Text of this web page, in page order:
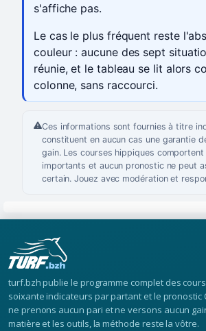
s'affiche pas.
Le cas le plus fréquent reste
couleur : aucune des sept
réunie, et le tableau se lit alors
colonne, sans raccourci.
Ces informations sont fournies à titre
constituent en aucun cas une garantie
gain. Les courses hippiques comportent
importants et aucun pronostic ne peut
certain. Jouez avec modération et
turf.bzh publie le programme complet des
soixante indicateurs par partant et le pronostic
ne prenons aucun pari et ne versons aucun
matière et les outils, la méthode reste la vôtre.